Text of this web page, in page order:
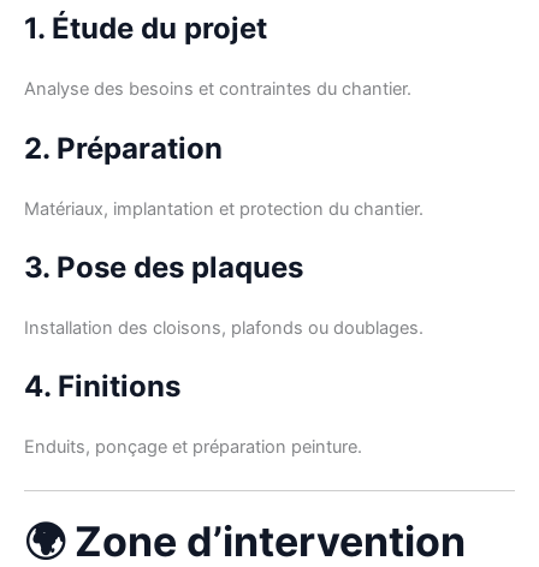
1. Étude du projet
Analyse des besoins et contraintes du chantier.
2. Préparation
Matériaux, implantation et protection du chantier.
3. Pose des plaques
Installation des cloisons, plafonds ou doublages.
4. Finitions
Enduits, ponçage et préparation peinture.
🌍 Zone d’intervention